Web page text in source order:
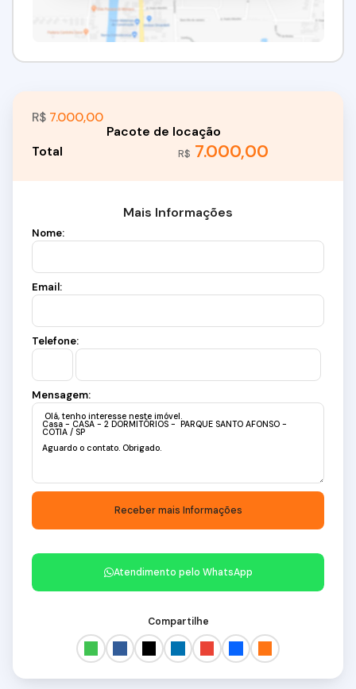
R$ 7.000,00
R$ 7.000,00
Mais Informações
Nome:
Email:
Telefone:
Mensagem:
Atendimento pelo WhatsApp
Compartilhe